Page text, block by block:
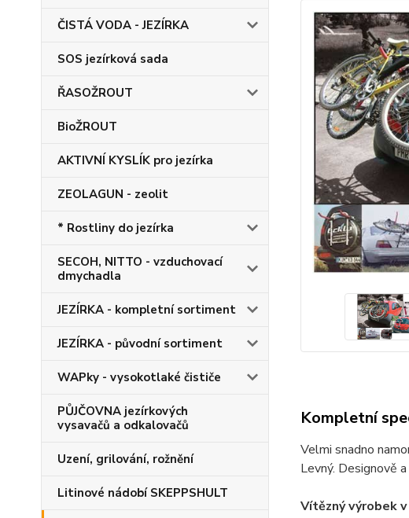
ČISTÁ VODA - JEZÍRKA
SOS jezírková sada
ŘASOŽROUT
BioŽROUT
AKTIVNÍ KYSLÍK pro jezírka
ZEOLAGUN - zeolit
* Rostliny do jezírka
SECOH, NITTO - vzduchovací
dmychadla
JEZÍRKA - kompletní sortiment
JEZÍRKA - původní sortiment
WAPky - vysokotlaké čističe
PŮJČOVNA jezírkových
vysavačů a odkalovačů
Uzení, grilování, rožnění
Litinové nádobí SKEPPSHULT
Kompletní
Velmi snadno
Levný. Designově
Vítězný výrobek